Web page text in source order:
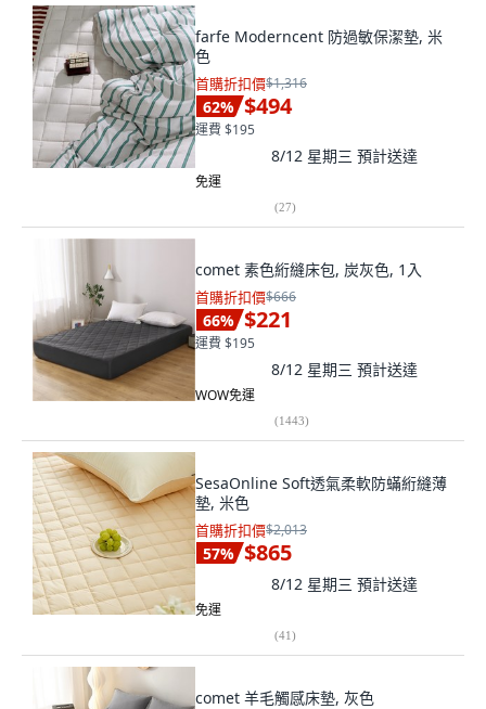
farfe Moderncent 防過敏保潔墊, 米
色
首購折扣價$1,316
62% $494
運費 $195
8/12 星期三 預計送達
免運
(27)
comet 素色絎縫床包, 炭灰色, 1入
首購折扣價$666
66% $221
運費 $195
8/12 星期三 預計送達
WOW免運
(1443)
SesaOnline Soft透氣柔軟防蟎絎縫薄
墊, 米色
首購折扣價$2,013
57% $865
8/12 星期三 預計送達
免運
(41)
comet 羊毛觸感床墊, 灰色